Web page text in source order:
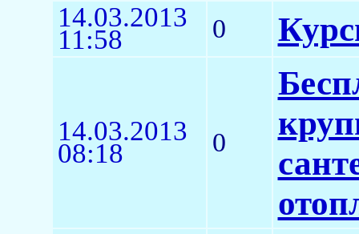
14.03.2013
11:58 0
14.03.2013
08:18 0